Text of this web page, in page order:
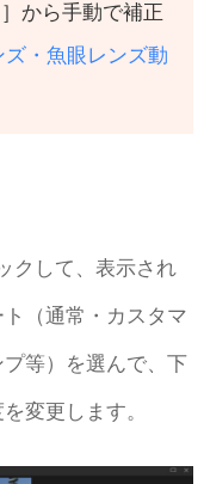
から手動で補正
ズ・魚眼レンズ動
クして、表示され
（通常・カスタマ
等）を選んで、下
変更します。